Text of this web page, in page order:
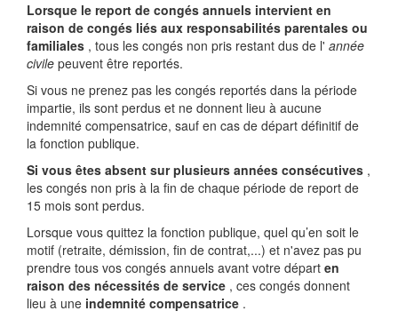
Lorsque le report de congés annuels intervient en
raison de congés liés aux responsabilités parentales ou
familiales , tous les congés non pris restant dus de l' année
civile peuvent être reportés.
Si vous ne prenez pas les congés reportés dans la période
impartie, ils sont perdus et ne donnent lieu à aucune
indemnité compensatrice, sauf en cas de départ définitif de
la fonction publique.
Si vous êtes absent sur plusieurs années consécutives ,
les congés non pris à la fin de chaque période de report de
15 mois sont perdus.
Lorsque vous quittez la fonction publique, quel qu’en soit le
motif (retraite, démission, fin de contrat,...) et n'avez pas pu
prendre tous vos congés annuels avant votre départ en
raison des nécessités de service , ces congés donnent
lieu à une indemnité compensatrice .